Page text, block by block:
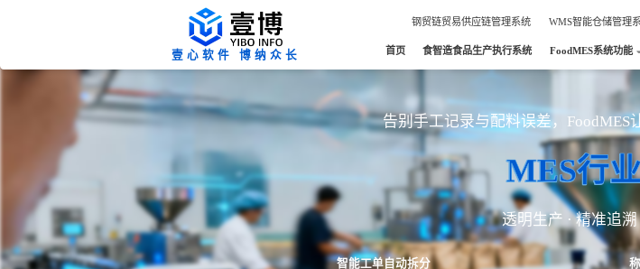
钢贸链贸易供应链管理系统 WMS智能仓储管理
壹心软件 博纳众长 首页 食智造食品生产执行系统 FoodMES系统功能
告别手工记录与配料误差，
MES行
透明生产 · 精准追溯
智能工单自动拆分